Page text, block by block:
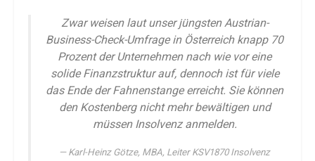
Zwar weisen laut unser jüngsten Austrian-
Business-Check-Umfrage in Österreich knapp 70
Prozent der Unternehmen nach wie vor eine
solide Finanzstruktur auf, dennoch ist für viele
das Ende der Fahnenstange erreicht. Sie können
den Kostenberg nicht mehr bewältigen und
müssen Insolvenz anmelden.
Karl-Heinz Götze, MBA, Leiter KSV1870 Insolvenz